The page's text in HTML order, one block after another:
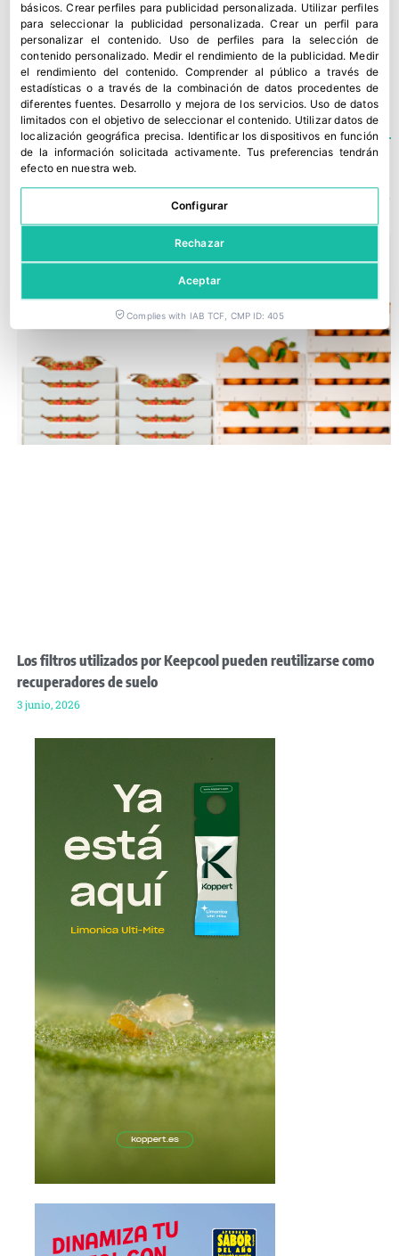
BIORRESIDUOS, ECONOMÍA CIRCULAR
Los filtros utilizados por Keepcool pueden reutilizarse como
recuperadores de suelo
3 junio, 2026
básicos.Crear perfiles para publicidad personalizada. Utilizar perfiles
para seleccionar la publicidad personalizada.Crear un perfil para
personalizar el contenido. Uso de perfiles para la selección de
contenido personalizado. Medir el rendimiento de la publicidad. Medir
el rendimiento del contenido.Comprender al público a través de
estadísticas o a través de la combinación de datos procedentes de
diferentes fuentes. Desarrollo y mejora de los servicios. Uso de datos
limitados con el objetivo de seleccionar el contenido. Utilizar datos de
localización geográfica precisa. Identificar los dispositivos en función
de la información solicitada activamente. Tus preferencias tendrán
efecto en nuestra web.
Configurar
Rechazar
Aceptar
Complies with IAB TCF, CMP ID: 405